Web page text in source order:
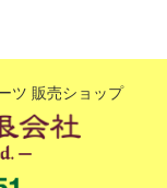
ツ 販売ショップ